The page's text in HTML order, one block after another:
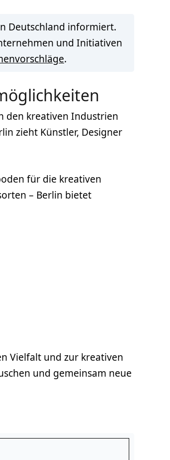
Deutschland informiert.
und Initiativen
.
den kreativen Industrien
zieht Künstler, Designer
für die kreativen
– Berlin bietet
Vielfalt und zur kreativen
und gemeinsam neue